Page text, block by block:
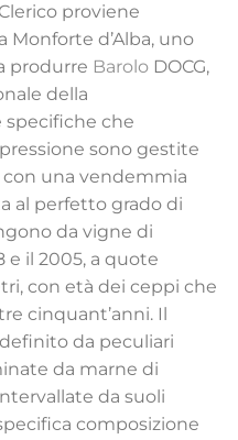
proviene
d’Alba, uno
produrre Barolo DOCG,
della
specifiche che
sono gestite
una vendemmia
al perfetto grado di
da vigne di
e il 2005, a quote
con età dei ceppi che
cinquant’anni. Il
da peculiari
da marne di
da suoli
composizione